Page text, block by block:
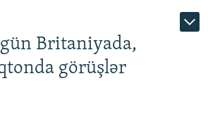
Britaniyada,
görüşlər